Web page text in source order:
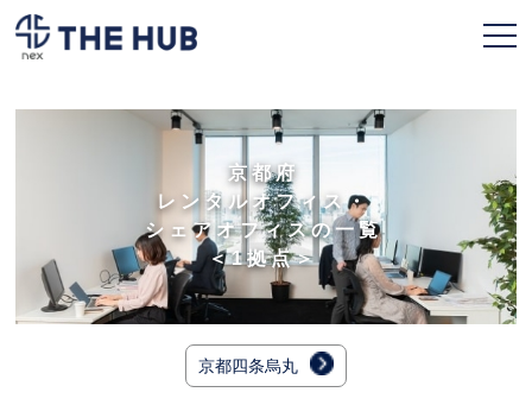
お申込み 会員ページ
TOPページ
利用プラン
拠点一覧
契約フロー
京都府
レンタルオフィス・
シェアオフィスの一覧
＜1拠点＞
京都四条烏丸